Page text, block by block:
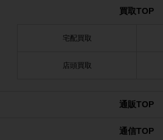
買取TOP
宅配買取
店頭買取
通販TOP
通信TOP